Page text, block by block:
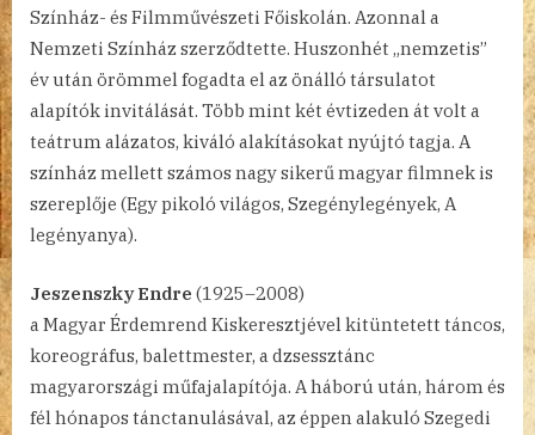
Színház- és Filmművészeti Főiskolán. Azonnal a
Nemzeti Színház szerződtette. Huszonhét „nemzetis”
év után örömmel fogadta el az önálló társulatot
alapítók invitálását. Több mint két évtizeden át volt a
teátrum alázatos, kiváló alakításokat nyújtó tagja. A
színház mellett számos nagy sikerű magyar filmnek is
szereplője (Egy pikoló világos, Szegénylegények, A
legényanya).
Jeszenszky Endre (1925–2008)
a Magyar Érdemrend Kiskeresztjével kitüntetett táncos,
koreográfus, balettmester, a dzsessztánc
magyarországi műfajalapítója. A háború után, három és
fél hónapos tánctanulásával, az éppen alakuló Szegedi